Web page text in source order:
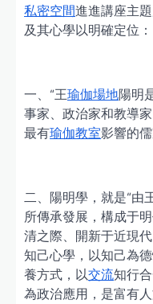
私密空間進進講座主
及其心學以明確定位：
一、“王瑜伽場地陽明
事家、政治家和教導
最有瑜伽教室影響的
二、陽明學，就是“由
所傳承發展，構成于
清之際、開新于近現
知己心學，以知己為
養方式，以交流知行
為政治應用，是富有